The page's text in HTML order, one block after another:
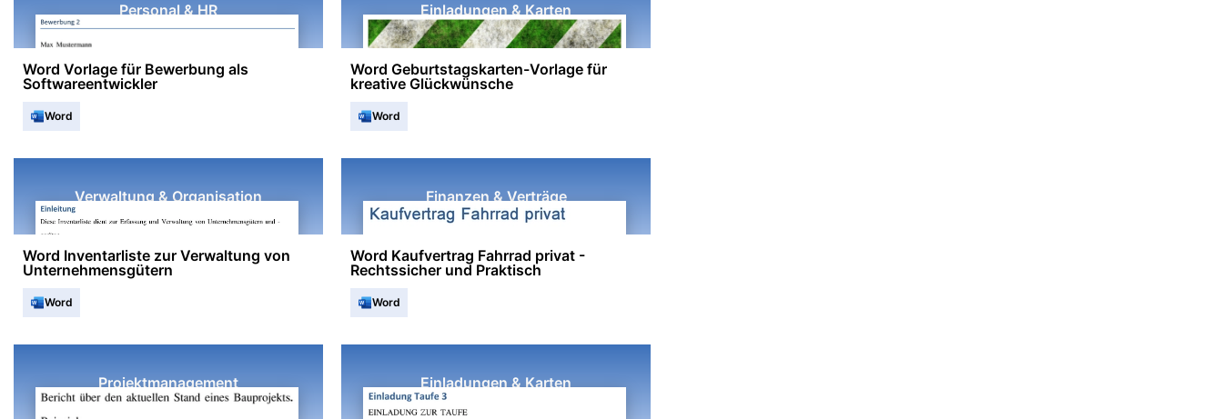
Personal & HR
Word Vorlage für Bewerbung als
Softwareentwickler
Word
Einladungen & Karten
Word Geburtstagskarten-Vorlage für
kreative Glückwünsche
Word
Verwaltung & Organisation
Word Inventarliste zur Verwaltung von
Unternehmensgütern
Word
Finanzen & Verträge
Word Kaufvertrag Fahrrad privat -
Rechtssicher und Praktisch
Word
Projektmanagement Einladungen & Karten